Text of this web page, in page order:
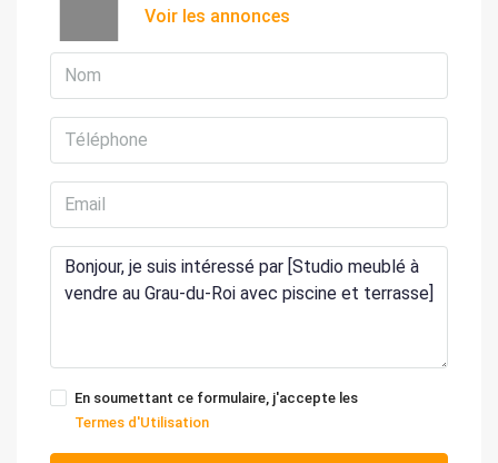
Voir les annonces
En soumettant ce formulaire, j'accepte les
Termes d'Utilisation